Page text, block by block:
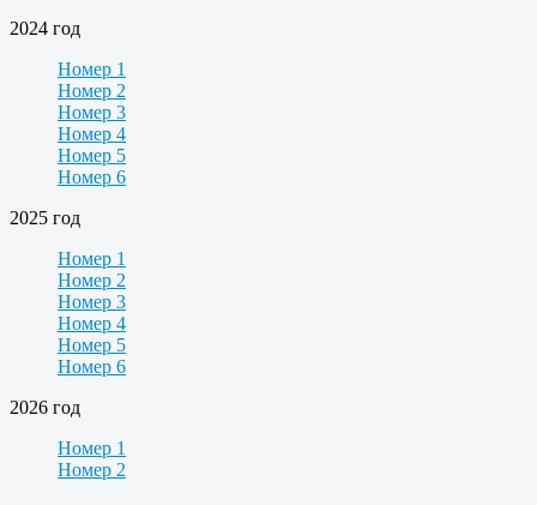
2024 год
Номер 1
Номер 2
Номер 3
Номер 4
Номер 5
Номер 6
2025 год
Номер 1
Номер 2
Номер 3
Номер 4
Номер 5
Номер 6
2026 год
Номер 1
Номер 2